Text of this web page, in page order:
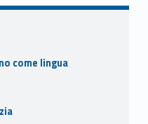
come lingua